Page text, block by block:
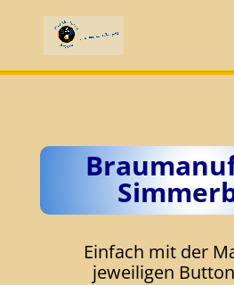
Einfach mit der
jeweiligen